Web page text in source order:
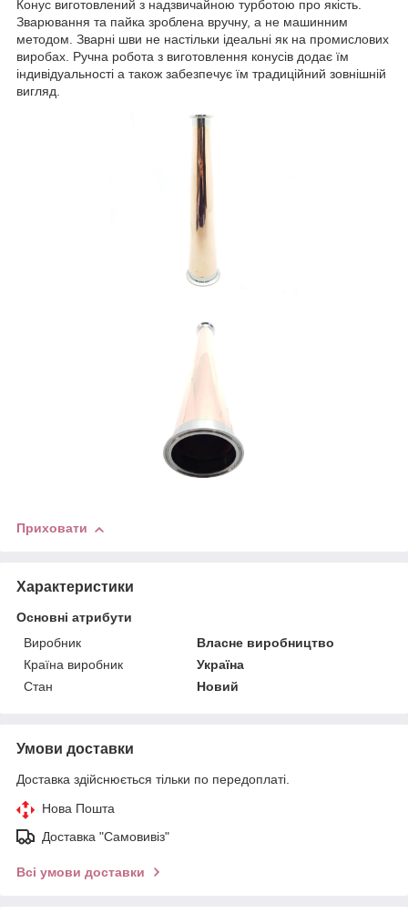
Конус виготовлений з надзвичайною турботою про якість.
Зварювання та пайка зроблена вручну, а не машинним
методом. Зварні шви не настільки ідеальні як на промислових
виробах. Ручна робота з виготовлення конусів додає їм
індивідуальності а також забезпечує їм традиційний зовнішній
вигляд.
Приховати
Характеристики
Основні атрибути
Виробник
Власне виробництво
Країна виробник
Україна
Стан
Новий
Умови доставки
Доставка здійснюється тільки по передоплаті.
Нова Пошта
Доставка "Самовивіз"
Всі умови доставки